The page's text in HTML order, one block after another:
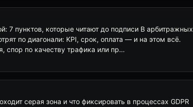
7 пунктов, которые читают до подписи В арбитражных
по диагонали: KPI, срок, оплата — и на этом всё.
спор по качеству трафика или пр…
серая зона и что фиксировать в процессах GDPR